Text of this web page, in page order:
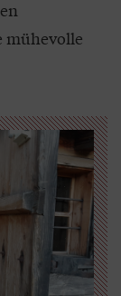
mühevolle